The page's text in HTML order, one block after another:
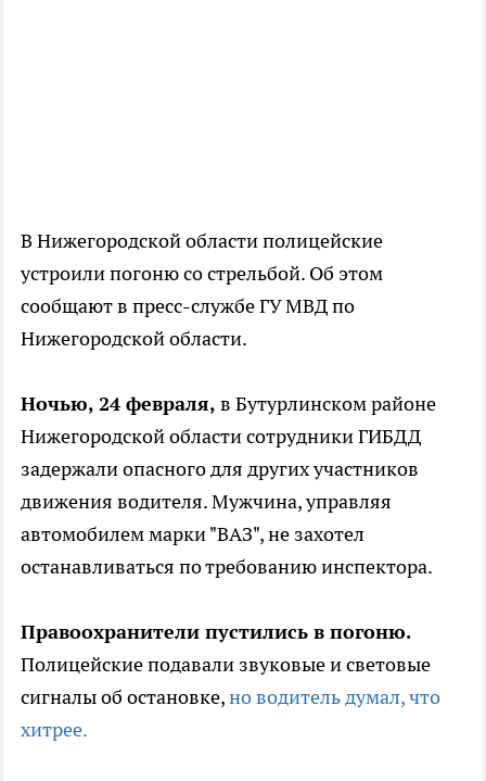
В Нижегородской области полицейские
устроили погоню со стрельбой. Об этом
сообщают в пресс-службе ГУ МВД по
Нижегородской области.
Ночью, 24 февраля, в Бутурлинском районе
Нижегородской области сотрудники ГИБДД
задержали опасного для других участников
движения водителя. Мужчина, управляя
автомобилем марки "ВАЗ", не захотел
останавливаться по требованию инспектора.
Правоохранители пустились в погоню.
Полицейские подавали звуковые и световые
сигналы об остановке,но водитель думал, что
хитрее.